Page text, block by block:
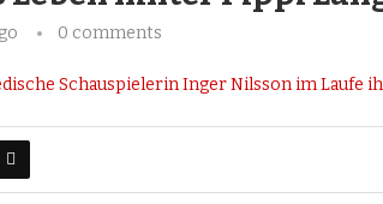
0 comments